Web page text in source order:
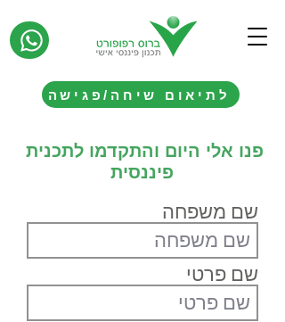
לתיאום שיחה/פגישה
פנו אלי היום והתקדמו לתכנית
שם משפחה
שם פרטי